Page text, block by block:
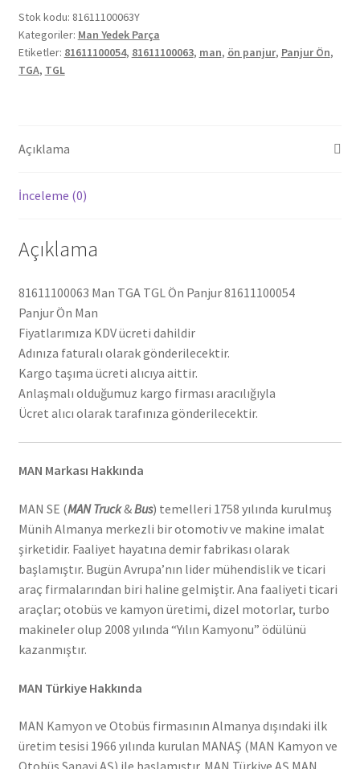
Panjur
81611100054
81611100063
adet
Stok kodu: 81611100063Y
Kategoriler: Man Yedek Parça
Etiketler: 81611100054, 81611100063, man, ön panjur, Panjur Ön,
TGA, TGL
Açıklama
İnceleme (0)
Açıklama
81611100063 Man TGA TGL Ön Panjur 81611100054
Panjur Ön Man
Fiyatlarımıza KDV ücreti dahildir
Adınıza faturalı olarak gönderilecektir.
Kargo taşıma ücreti alıcıya aittir.
Anlaşmalı olduğumuz kargo firması aracılığıyla
Ücret alıcı olarak tarafınıza gönderilecektir.
MAN Markası Hakkında
MAN SE (MAN Truck&Bus) temelleri 1758 yılında kurulmuş
Münih Almanya merkezli bir otomotiv ve makine imalat
şirketidir. Faaliyet hayatına demir fabrikası olarak
başlamıştır. Bugün Avrupa’nın lider mühendislik ve ticari
araç firmalarından biri haline gelmiştir. Ana faaliyeti ticari
araçlar; otobüs ve kamyon üretimi, dizel motorlar, turbo
makineler olup 2008 yılında “Yılın Kamyonu” ödülünü
kazanmıştır.
MAN Türkiye Hakkında
MAN Kamyon ve Otobüs firmasının Almanya dışındaki ilk
üretim tesisi 1966 yılında kurulan MANAŞ (MAN Kamyon ve